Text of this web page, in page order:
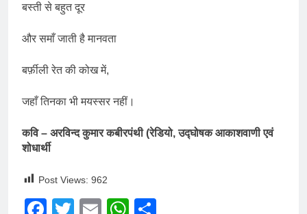
बस्ती से बहुत दूर
और समाँ जाती है मानवता
बर्फ़ीली रेत की कोख में,
जहाँ तिनका भी मयस्सर नहीं।
कवि – अरविन्द कुमार कबीरपंथी (रेडियो, उद्घोषक आकाशवाणी एवं
शोधार्थी
Post Views: 962
Facebook
Twitter
EmailWhatsApp